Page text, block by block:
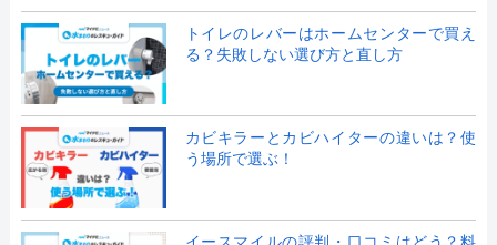
トイレのレバーはホームセンターで買え
る？失敗しない選び方と直し方
カビキラーとカビハイターの違いは？使
う場所で選ぶ！